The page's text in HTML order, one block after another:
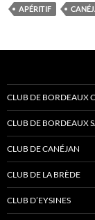
APÉRITIF
CLUB DE BORDEAUX
CLUB DE BORDEAUX
CLUB DE CANÉJAN
CLUB DE LA BRÈDE
CLUB D’EYSINES